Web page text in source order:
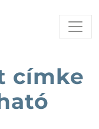
címke